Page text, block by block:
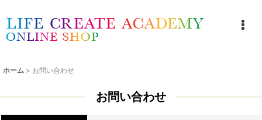
ホーム > お問い合わせ
お問い合わせ